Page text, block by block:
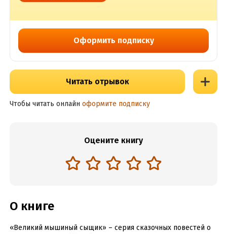
Оформить подписку
Читать отрывок
Чтобы читать онлайн оформите подписку
Оцените книгу
О книге
«Великий мышиный сыщик» – серия сказочных повестей о